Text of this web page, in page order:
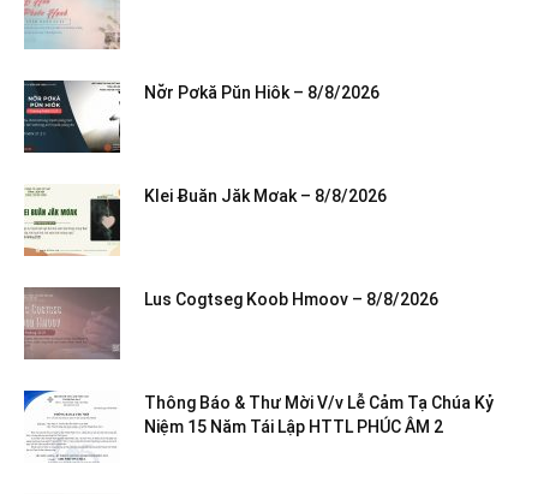
Nơ̆r Pơkă Pŭn Hiôk – 8/8/2026
Klei Ƀuăn Jăk Mơak – 8/8/2026
Lus Cogtseg Koob Hmoov – 8/8/2026
Thông Báo & Thư Mời V/v Lễ Cảm Tạ Chúa Kỷ
Niệm 15 Năm Tái Lập HTTL PHÚC ÂM 2